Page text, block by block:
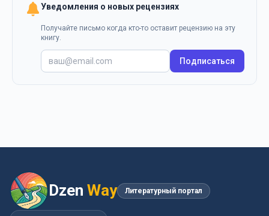
Уведомления о новых рецензиях
Получайте письмо когда кто-то оставит рецензию на эту
книгу.
Подписаться
Dzen Way Литературный портал